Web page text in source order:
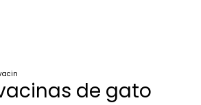
gato
de gato